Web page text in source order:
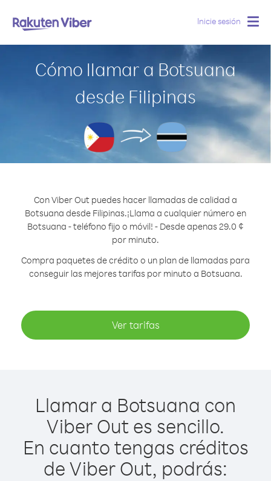
Inicie sesión
Cómo llamar a Botsuana
desde Filipinas
Con Viber Out puedes hacer llamadas de calidad a
Botsuana desde Filipinas.¡Llama a cualquier número en
Botsuana - teléfono fijo o móvil! - Desde apenas 29.0 ¢
por minuto.
Compra paquetes de crédito o un plan de llamadas para
conseguir las mejores tarifas por minuto a Botsuana.
Ver tarifas
Llamar a Botsuana con
Viber Out es sencillo.
En cuanto tengas créditos
de Viber Out, podrás: